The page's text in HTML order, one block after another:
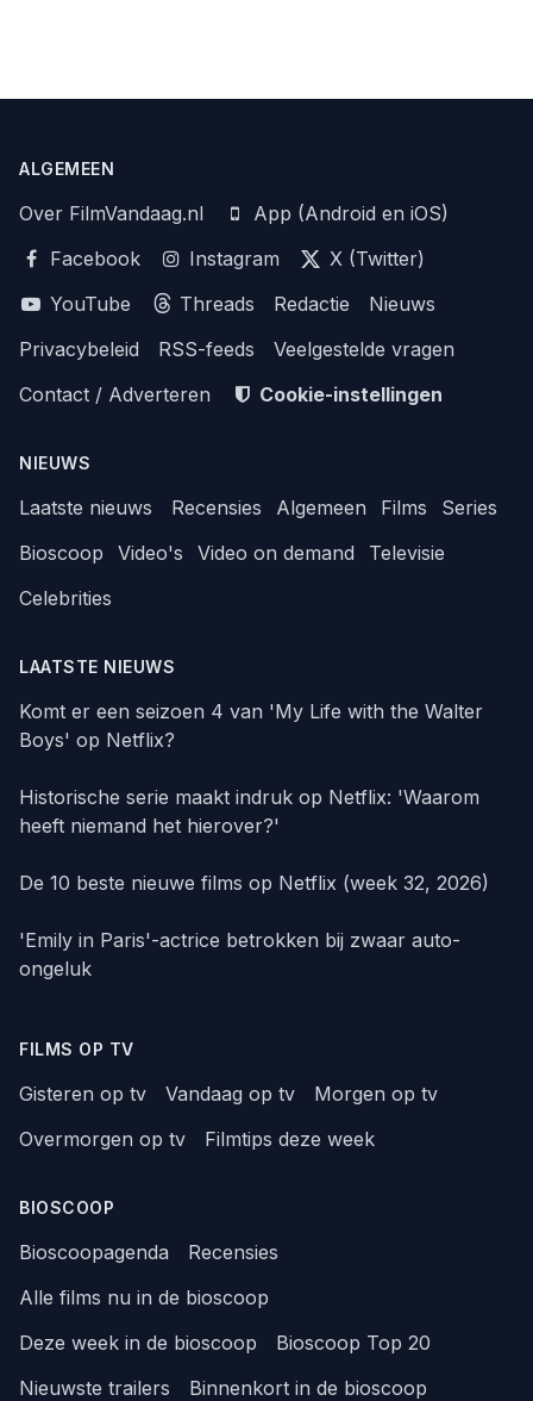
ALGEMEEN
Over FilmVandaag.nl
App (Android en iOS)
Facebook
Instagram
X (Twitter)
YouTube
Threads Redactie
Nieuws
Privacybeleid
RSS-feeds
Veelgestelde vragen
Contact / Adverteren
Cookie-instellingen
NIEUWS
Laatste nieuws Recensies Algemeen Films
Series
Bioscoop
Video's Video on demand
Televisie
Celebrities
LAATSTE NIEUWS
Komt er een seizoen 4 van 'My Life with the Walter
Boys' op Netflix?
Historische serie maakt indruk op Netflix: 'Waarom
heeft niemand het hierover?'
De 10 beste nieuwe films op Netflix (week 32, 2026)
'Emily in Paris'-actrice betrokken bij zwaar auto-
ongeluk
FILMS OP TV
Gisteren op tv Vandaag op tv
Morgen op tv
Overmorgen op tv
Filmtips deze week
BIOSCOOP
Bioscoopagenda
Recensies
Alle films nu in de bioscoop
Deze week in de bioscoop
Bioscoop Top 20
Nieuwste trailers
Binnenkort in de bioscoop